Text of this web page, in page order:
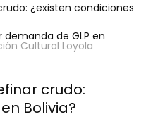
¿existen condiciones
de GLP en
Cultural Loyola
crudo:
Bolivia?